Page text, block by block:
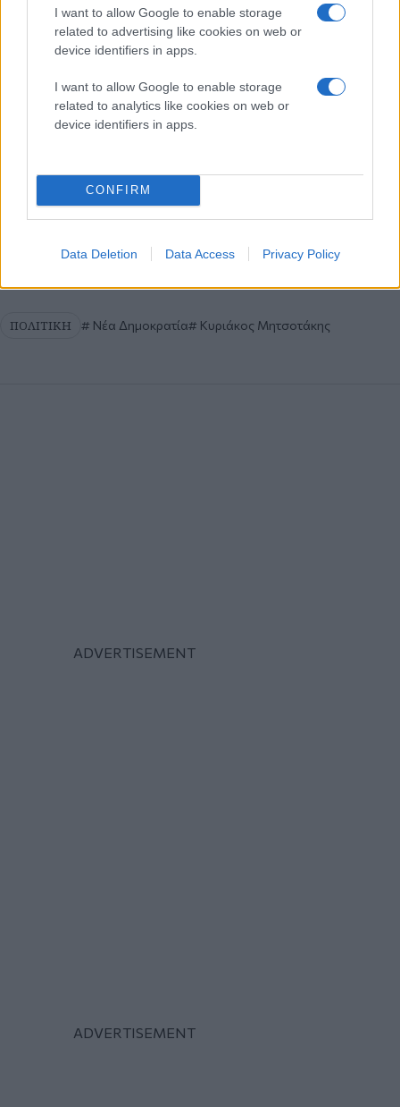
I want to allow Google to enable storage
related to advertising like cookies on web or
device identifiers in apps.
I want to allow Google to enable storage
related to analytics like cookies on web or
device identifiers in apps.
CONFIRM
Data Deletion Data Access Privacy Policy
undefined
Κάνε κλικ και δες περισσότερο
αναζήτηση της
ΠΟΛΙΤΙΚΗ Νέα Δημοκρατία Κυριάκος Μητσοτάκης